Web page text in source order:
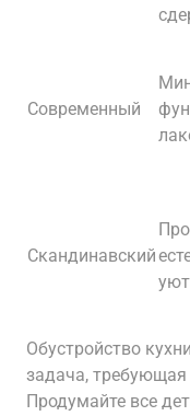
Современный
Скандинавский
уют
Обустройство
задача, требующая
Продумайте все